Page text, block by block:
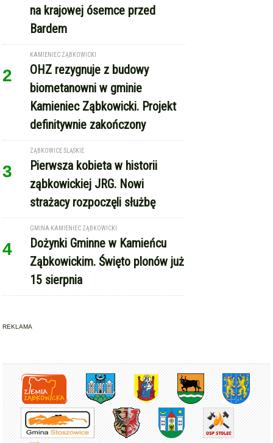
na krajowej ósemce przed
Bardem
2
KAMIENIEC ZĄBKOWICKI
OHZ rezygnuje z budowy
biometanowni w gminie
Kamieniec Ząbkowicki. Projekt
definitywnie zakończony
3
ZĄBKOWICE ŚLĄSKIE
Pierwsza kobieta w historii
ząbkowickiej JRG. Nowi
strażacy rozpoczęli służbę
4
GMINA KAMIENIEC ZĄBKOWICKI
Dożynki Gminne w Kamieńcu
Ząbkowickim. Święto plonów już
15 sierpnia
REKLAMA